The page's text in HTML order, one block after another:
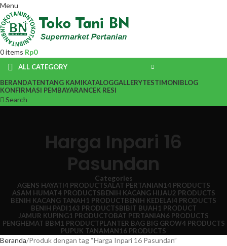
Menu
0items Rp0
ALL CATEGORY
BERANDATENTANG KAMIKATALOGGALLERYTESTIMONIBLOG
KONFIRMASI PEMBAYARANCEK RESI
Search
Harga Inpari 16
Pasundan
Categories
AGENS HAYATI4 PRODUCTSALAT PERTANIAN14 PRODUCTS
ASAM HUMAT4 PRODUCTSBENIH KACANG HIJAU2 PRODUCTS
BENIH KACANG TANAH1 PRODUCTBENIH KEDELAI4 PRODUCTS
BENIH PADI163 PRODUCTSBIBIT BUAH1 PRODUCT
JAMUR KUPING1 PRODUCTOBAT PERTANIAN6 PRODUCTS
PENGHEMAT BBM1 PRODUCTPLANTER BAG BIG GROW4 PRODUCTS
PUPUK TANAMAN16 PRODUCTS
Beranda Produk dengan tag “Harga Inpari 16 Pasundan”